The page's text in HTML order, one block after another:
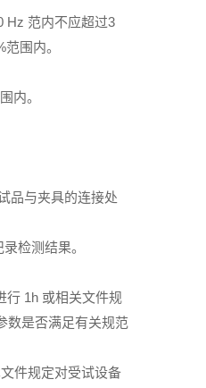
Hz 范内不应超过3
围内。
内。
品与夹具的连接处
检测结果。
行 1h 或相关文件规
数是否满足有关规范
件规定对受试设备